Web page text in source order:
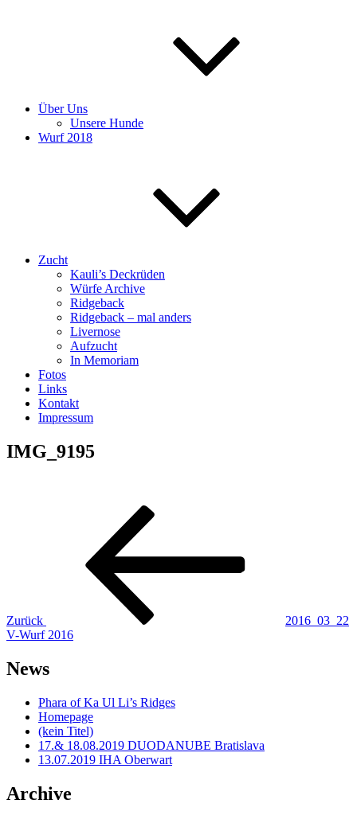
Über Uns
Unsere Hunde
Wurf 2018
Zucht
Kauli’s Deckrüden
Würfe Archive
Ridgeback
Ridgeback – mal anders
Livernose
Aufzucht
In Memoriam
Fotos
Links
Kontakt
Impressum
IMG_9195
Beitragsnavigation
Zurück
2016_03_22
V-Wurf 2016
News
Phara of Ka Ul Li’s Ridges
Homepage
(kein Titel)
17.& 18.08.2019 DUODANUBE Bratislava
13.07.2019 IHA Oberwart
Archive